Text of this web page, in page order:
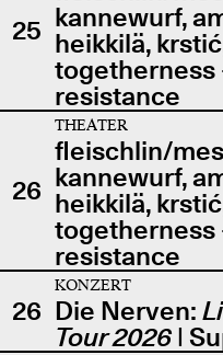
25 kannewurf,
heikkilä,
togetherness
resistance
26
THEATER
fleischlin/
kannewurf,
heikkilä,
togetherness
resistance
26
KONZERT
Die Nerven:
Tour 2026|